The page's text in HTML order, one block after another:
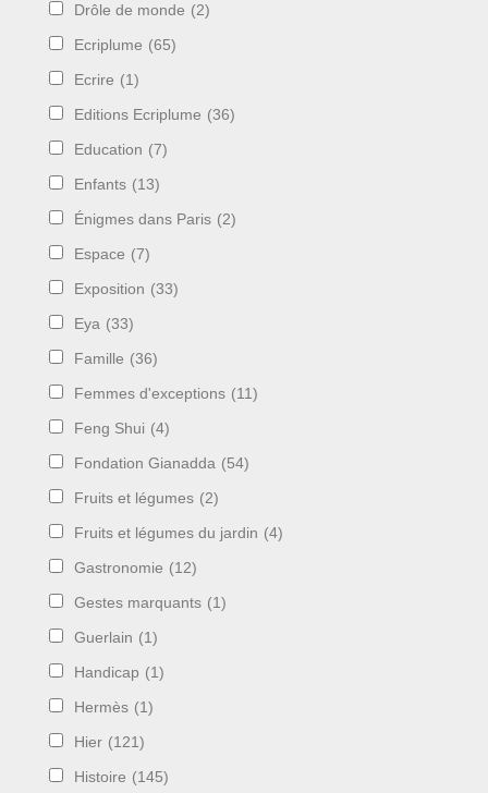
Drôle de monde (2)
Ecriplume (65)
Ecrire (1)
Editions Ecriplume (36)
Education (7)
Enfants (13)
Énigmes dans Paris (2)
Espace (7)
Exposition (33)
Eya (33)
Famille (36)
Femmes d'exceptions (11)
Feng Shui (4)
Fondation Gianadda (54)
Fruits et légumes (2)
Fruits et légumes du jardin (4)
Gastronomie (12)
Gestes marquants (1)
Guerlain (1)
Handicap (1)
Hermès (1)
Hier (121)
Histoire (145)